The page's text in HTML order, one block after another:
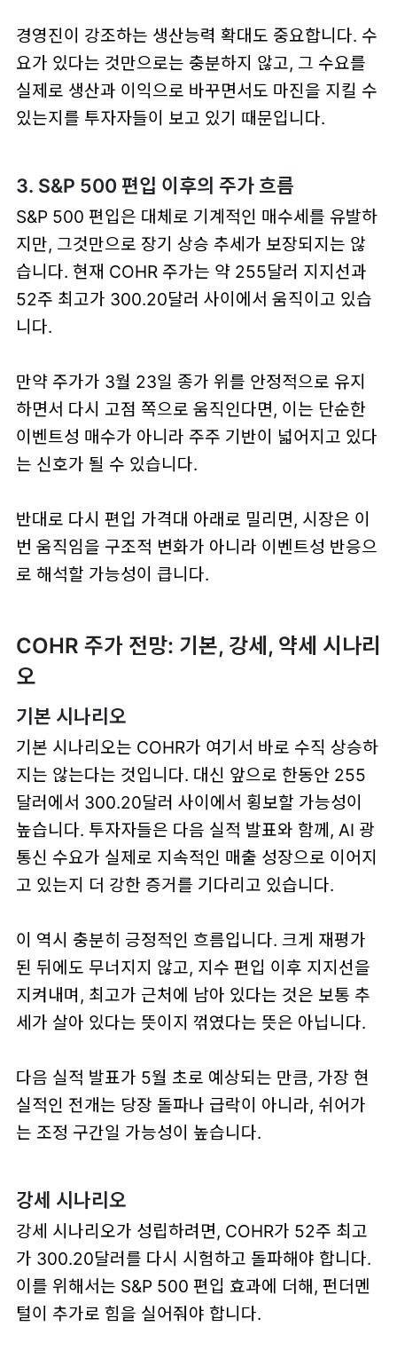
경영진이 강조하는 생산능력 확대도 중요합니다. 수
요가 있다는 것만으로는 충분하지 않고, 그 수요를
실제로 생산과 이익으로 바꾸면서도 마진을 지킬 수
있는지를 투자자들이 보고 있기 때문입니다.
3. S&P 500 편입 이후의 주가 흐름
S&P 500 편입은 대체로 기계적인 매수세를 유발하
지만, 그것만으로 장기 상승 추세가 보장되지는 않
습니다. 현재 COHR 주가는 약 255달러 지지선과
52주 최고가 300.20달러 사이에서 움직이고 있습
니다.
만약 주가가 3월 23일 종가 위를 안정적으로 유지
하면서 다시 고점 쪽으로 움직인다면, 이는 단순한
이벤트성 매수가 아니라 주주 기반이 넓어지고 있다
는 신호가 될 수 있습니다.
반대로 다시 편입 가격대 아래로 밀리면, 시장은 이
번 움직임을 구조적 변화가 아니라 이벤트성 반응으
로 해석할 가능성이 큽니다.
COHR 주가 전망: 기본, 강세, 약세 시나리
오
기본 시나리오
기본 시나리오는 COHR가 여기서 바로 수직 상승하
지는 않는다는 것입니다. 대신 앞으로 한동안 255
달러에서 300.20달러 사이 에서 횡보할 가능성이
높습니다. 투자자들은 다음 실적 발표와 함께, AI 광
통신 수요가 실제로 지속적인 매출 성장으로 이어지
고 있는지 더 강한 증거를 기다리고 있습니다.
이 역시 충분히 긍정적인 흐름입니다. 크게 재평가
된 뒤에도 무너지지 않고, 지수 편입 이후 지지선을
지켜내며, 최고가 근처에 남아 있다는 것은 보통 추
세가 살아 있다는 뜻이지 꺾였다는 뜻은 아닙니다.
다음 실적 발표가 5월 초로 예상되는 만큼, 가장 현
실적인 전개는 당장 돌파나 급락이 아니라, 쉬어가
는 조정 구간일 가능성이 높습니다.
강세 시나리오
강세 시나리오가 성립하려면, COHR가 52주 최고
가 300.20달러를 다시 시험하고 돌파해야 합니다.
이를 위해서는 S&P 500 편입 효과에 더해, 펀더멘
털이 추가로 힘을 실어줘야 합니다.